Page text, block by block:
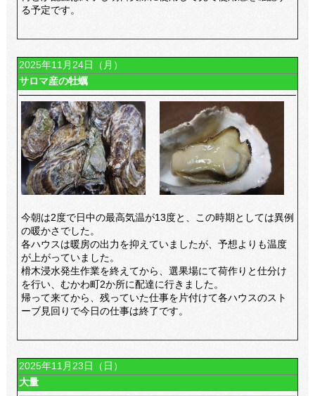
る予定です。
2025年11月24日（月）
サロマ産の牡蠣
今朝は2度で日中の最高気温が13度と、この時期としては異例
の暖かさでした。
各ハウスは暖房の出力を抑えていましたが、予想よりも温度
が上がっていました。
榾木浸水発生作業を終えてから、選果場にて荷作りと仕分け
を行い、むかわ町2か所に配達に行きました。
帰って来てから、残っていた仕事を片付けて各ハウスのスト
ーブ見回りで今日の仕事は終了です。
2025年11月23日（日）
大量